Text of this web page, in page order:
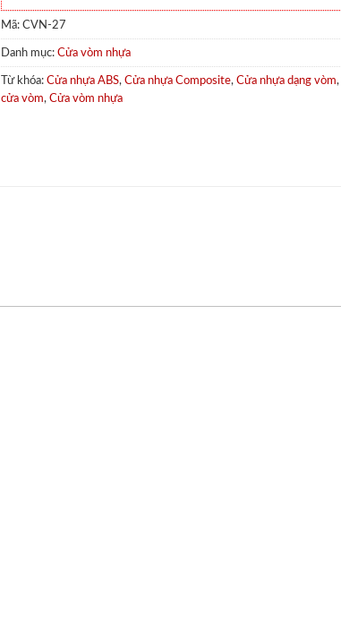
Mã: CVN-27
Danh mục: Cửa vòm nhựa
Từ khóa: Cửa nhựa ABS, Cửa nhựa Composite, Cửa nhựa dạng vòm,
cửa vòm, Cửa vòm nhựa